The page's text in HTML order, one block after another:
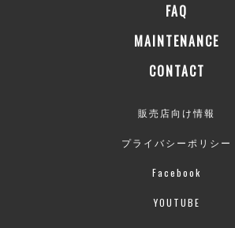
FAQ
MAINTENANCE
CONTACT
販売店向け情報
プライバシーポリシー
Facebook
YOUTUBE